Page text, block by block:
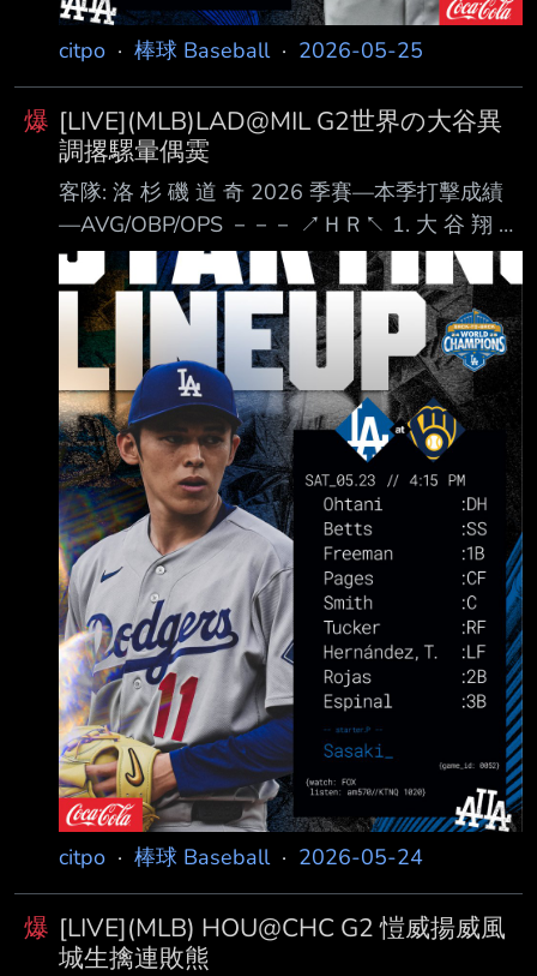
citpo · 棒球 Baseball· 2026-05-25
爆 [LIVE](MLB)LAD@MIL G2世界の大谷異
調撂騾暈偶霙
客隊: 洛 杉 磯 道 奇 2026 季賽—本季打擊成績
—AVG/OBP/OPS －－－ ↗ＨＲ↖ 1. 大 谷 翔 平
(L) DH .273 / .399 / .882 ８ＨＲ 2. Mookie
Betts (R) SS .185 / .264 / .664 ４ＨＲ 3.
Freddie Freeman (L) 1B .261 / .348 / .786 ６Ｈ
Ｒ 4. Andy Pages (R) CF .283 / .335 / .822 １０
ＨＲ 5. Will Smith (R) C .246
citpo · 棒球 Baseball· 2026-05-24
爆 [LIVE](MLB) HOU@CHC G2 愷威揚威風
城生擒連敗熊